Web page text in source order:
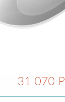
31 070 Р